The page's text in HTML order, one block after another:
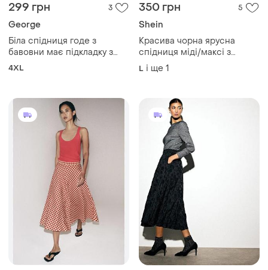
299 грн 3
George
Біла спідниця гoде з
бавовни має підкладку з
тоненького батисту розмір
4XL
350 грн 5
Shein
Красива чорна ярусна
спідниця міді/максі з
мереживом понизу від
shein 🖤🖤
L і ще 1